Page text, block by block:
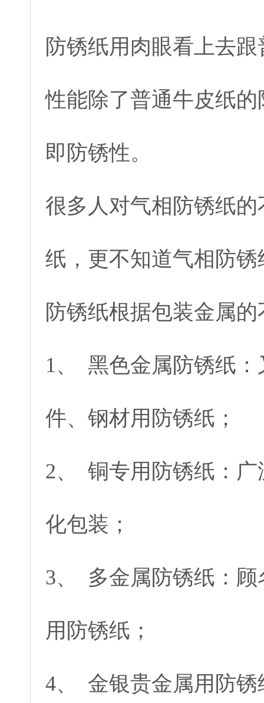
防锈纸用肉眼看上去
性能除了普通牛皮纸
即防锈性。
很多人对气相防锈纸
纸，更不知道气相防
防锈纸根据包装金属
1、 黑色金属防锈纸
件、钢材用防锈纸；
2、 铜专用防锈纸：
化包装；
3、 多金属防锈纸：
用防锈纸；
4、 金银贵金属用防